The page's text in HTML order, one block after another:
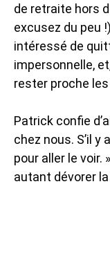
de retraite hors
excusez du peu
intéressé de
impersonnelle,
rester proche
Patrick confie
chez nous. S’il
pour aller le voir.
autant dévorer